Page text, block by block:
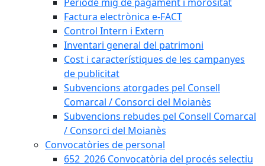
Factura electrònica e-FACT
Control Intern i Extern
Inventari general del patrimoni
Cost i característiques de les campanyes
de publicitat
Subvencions atorgades pel Consell
Comarcal / Consorci del Moianès
Subvencions rebudes pel Consell Comarcal
/ Consorci del Moianès
Convocatòries de personal
652_2026 Convocatòria del procés selectiu